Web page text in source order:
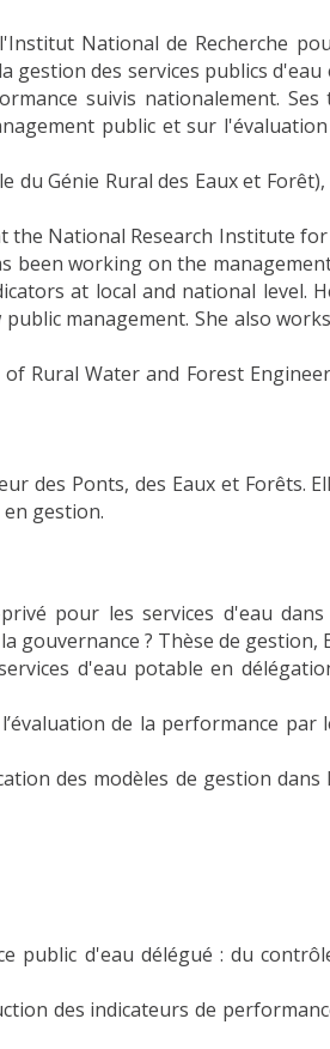
National de Recherche
gestion des services publics
suivis nationalement.
public et sur
du Génie Rural des Eaux et
National Research Institute
been working on the
at local and national
management. She also
of Rural Water and Forest
des Ponts, des Eaux et Forêts.
gestion.
pour les services d'eau
? Thèse de gestion,
d'eau potable en
de la performance
des modèles de gestion
public d'eau délégué : du
des indicateurs de